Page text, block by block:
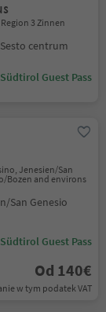
3 Zinnen
centrum
Südtirol Guest Pass
Jenesien/San
Bozen and environs
San Genesio
Südtirol Guest Pass
Od 140€
w tym podatek VAT